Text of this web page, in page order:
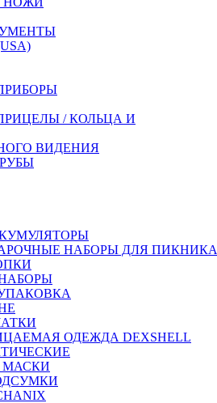
/ КОЛЬЦА И
ВИДЕНИЯ
НАБОРЫ ДЛЯ ПИКНИКА
ОДЕЖДА DEXSHELL
МАСКИ